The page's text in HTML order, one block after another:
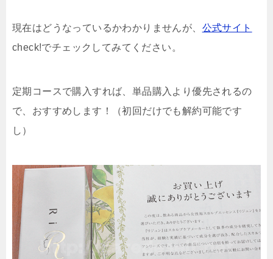
現在はどうなっているかわかりませんが、 公式サイト
check!でチェックしてみてください。
定期コースで購入すれば、単品購入より優先されるの
で、おすすめします！（初回だけでも解約可能です
し）